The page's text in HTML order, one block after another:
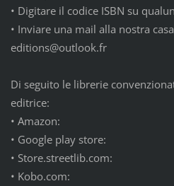
• Digitare il codice ISBN su
• Inviare una mail alla nostra
editions@outlook.fr
Di seguito le librerie
editrice:
• Amazon:
• Google play store:
• Store.streetlib.com:
• Kobo.com: